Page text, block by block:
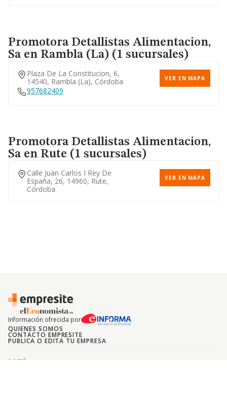
Promotora Detallistas Alimentacion,
Saen Rambla (La) (1 sucursales)
Plaza De La Constitucion, 6,
14540, Rambla (la), Córdoba
VER EN MAPA
957682409
Promotora Detallistas Alimentacion,
Saen Rute (1 sucursales)
Calle Juan Carlos I Rey De
España, 26, 14960, Rute,
Córdoba
VER EN MAPA
Información ofrecida por
QUIENES SOMOS
CONTACTO EMPRESITE
PUBLICA O EDITA TU EMPRESA
Legal